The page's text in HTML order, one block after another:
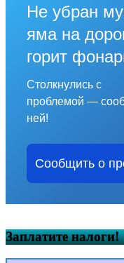
Не убран
яма на
горит
Столкнулись с
проблемой —
ней!
Сообщить о
Заплатите налоги!